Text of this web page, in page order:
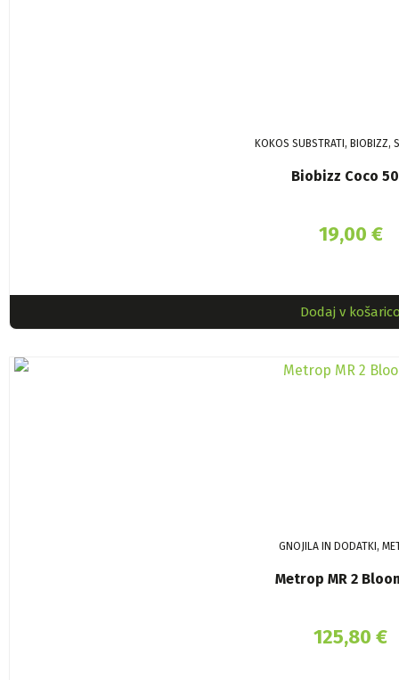
KOKOS SUBSTRATI, BIOBIZZ,
Biobizz Coco
19,00 €
Dodaj v
GNOJILA IN DODATKI,
Metrop MR 2
125,80 €